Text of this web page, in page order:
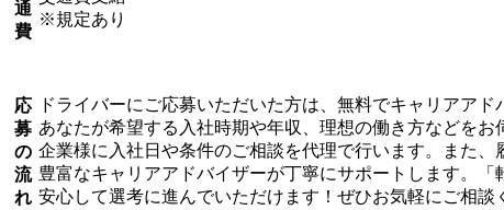
通
費
※規定あり
応
募
の
流
れ
ドライバーにご応募いただいた方は、無料でキャリアアド
あなたが希望する入社時期や年収、理想の働き方などをお
企業様に入社日や条件のご相談を代理で行います。また
豊富なキャリアアドバイザーが丁寧にサポートします。
安心して選考に進んでいただけます！ぜひお気軽にご相談